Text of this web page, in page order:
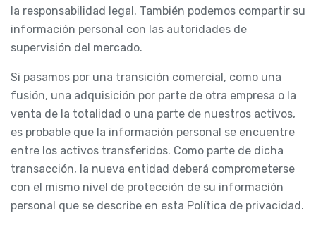
la responsabilidad legal. También podemos compartir su
información personal con las autoridades de
supervisión del mercado.
Si pasamos por una transición comercial, como una
fusión, una adquisición por parte de otra empresa o la
venta de la totalidad o una parte de nuestros activos,
es probable que la información personal se encuentre
entre los activos transferidos. Como parte de dicha
transacción, la nueva entidad deberá comprometerse
con el mismo nivel de protección de su información
personal que se describe en esta Política de privacidad.